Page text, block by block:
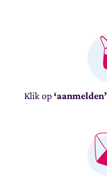
Klik op ‘aanmelden’